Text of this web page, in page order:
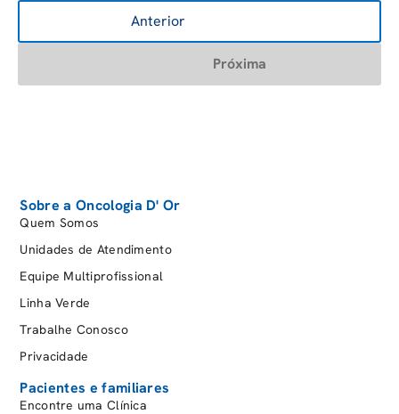
Anterior
Próxima
Sobre a Oncologia D' Or
Quem Somos
Unidades de Atendimento
Equipe Multiprofissional
Linha Verde
Trabalhe Conosco
Privacidade
Pacientes e familiares
Encontre uma Clínica